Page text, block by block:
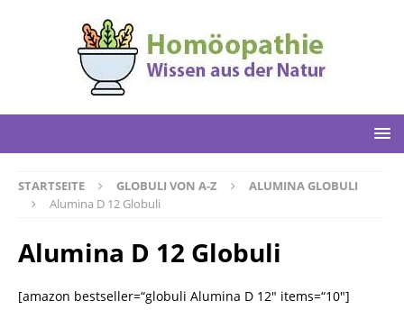
STARTSEITE GLOBULI VON A-Z
ALUMINA GLOBULI
Alumina D 12 Globuli
Alumina D 12 Globuli
[amazon bestseller=“globuli Alumina D 12″ items=“10″]